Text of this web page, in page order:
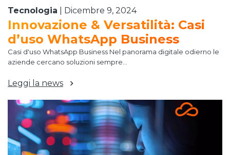
Tecnologia Dicembre 9, 2024
Innovazione & Versatilità: Casi
d’uso WhatsApp Business
Casi d'uso WhatsApp Business Nel panorama digitale odierno le
aziende cercano soluzioni sempre...
Leggi la news